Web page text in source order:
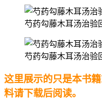
芍药勾藤木耳汤治验
芍药勾藤木耳汤治验
这里展示的只是本书
料请下载后阅读。